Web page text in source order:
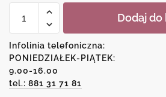
Zestaw
z
abstrakcyjnym
wzorem
Dodaj do
Infolinia telefoniczna:
PONIEDZIAŁEK-PIĄTEK:
9.00-16.00
tel.: 881 31 71 81